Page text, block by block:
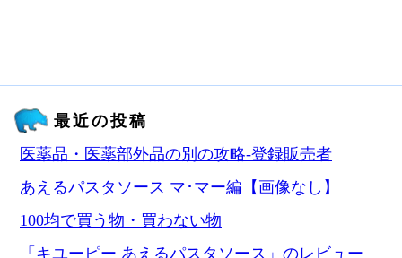
最近の投稿
医薬品・医薬部外品の別の攻略‐登録販売者
あえるパスタソース マ･マー編【画像なし】
100均で買う物・買わない物
「キユーピー あえるパスタソース」のレビュー